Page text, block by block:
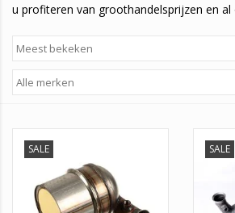
u profiteren van groothandelsprijzen en
garantie!
Neem gerust contact met ons op mocht
zijn over welke roetfilter u nodig bent,
u graag verder:
info@topautoparts.nl
SALE SALE